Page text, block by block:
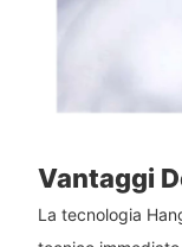
Vantaggi
La tecnologia